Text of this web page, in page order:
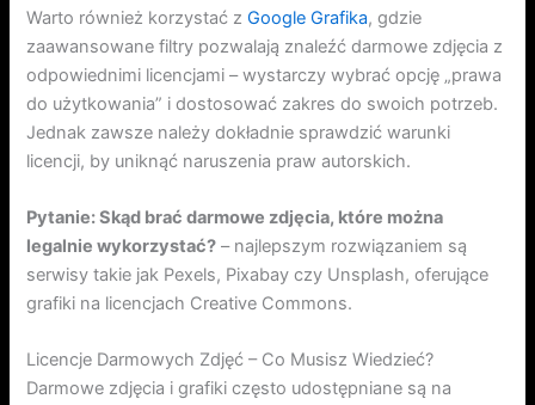
Warto również korzystać zGoogle Grafika, gdzie
zaawansowane filtry pozwalają znaleźć darmowe zdjęcia z
odpowiednimi licencjami – wystarczy wybrać opcję „prawa
do użytkowania” i dostosować zakres do swoich potrzeb.
Jednak zawsze należy dokładnie sprawdzić warunki
licencji, by uniknąć naruszenia praw autorskich.
Pytanie: Skąd brać darmowe zdjęcia, które można
legalnie wykorzystać? – najlepszym rozwiązaniem są
serwisy takie jak Pexels, Pixabay czy Unsplash, oferujące
grafiki na licencjach Creative Commons.
Licencje Darmowych Zdjęć – Co Musisz Wiedzieć?
Darmowe zdjęcia i grafiki często udostępniane są na